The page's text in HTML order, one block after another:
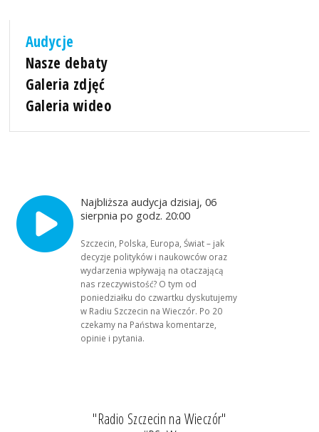
Audycje
Nasze debaty
Galeria zdjęć
Galeria wideo
Najbliższa audycja dzisiaj, 06
sierpnia po godz. 20:00
Szczecin, Polska, Europa, Świat – jak
decyzje polityków i naukowców oraz
wydarzenia wpływają na otaczającą
nas rzeczywistość? O tym od
poniedziałku do czwartku dyskutujemy
w Radiu Szczecin na Wieczór. Po 20
czekamy na Państwa komentarze,
opinie i pytania.
"Radio Szczecin na Wieczór"